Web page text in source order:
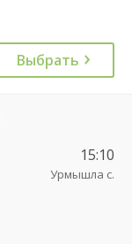
Выбрать
15:10
Урмышла с.